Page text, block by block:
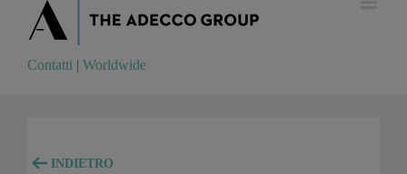
Contatti Worldwide
Contatti | Worldwide
INDIETRO